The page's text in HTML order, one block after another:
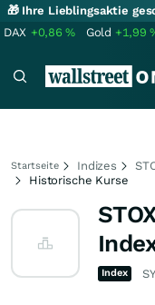
🎁 Ihre Lieblingsaktie
DAX +0,86% Gold +1,99
Startseite Indizes
Historische Kurse
Index